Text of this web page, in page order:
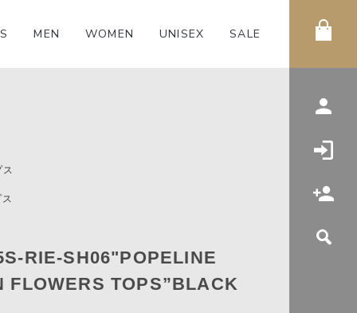
MEN WOMEN UNISEX SALE
RIE-SH06"POPELINE
FLOWERS TOPS”BLACK